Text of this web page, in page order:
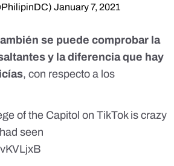
January 7, 2021
se puede comprobar la
y la diferencia que hay
, con respecto a los
of the Capitol on TikTok is crazy
seen